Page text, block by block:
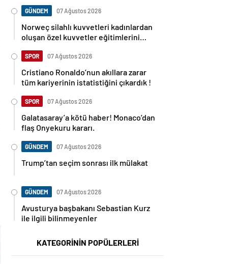
GÜNDEM 07 Ağustos 2026
Norweç silahlı kuvvetleri kadınlardan
oluşan özel kuvvetler eğitimlerini
SPOR 07 Ağustos 2026
Cristiano Ronaldo’nun akıllara zarar
tüm kariyerinin istatistiğini çıkardık !
SPOR 07 Ağustos 2026
Galatasaray’a kötü haber! Monaco’dan
flaş Onyekuru kararı.
GÜNDEM 07 Ağustos 2026
Trump’tan seçim sonrası ilk mülakat
GÜNDEM 07 Ağustos 2026
Avusturya başbakanı Sebastian Kurz
ile ilgili bilinmeyenler
KATEGORİNİN POPÜLERLERİ